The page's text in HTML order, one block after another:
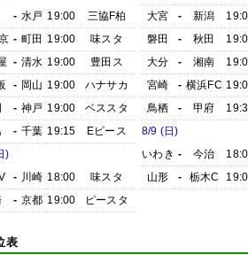
- 水戸 19:00
三協F柏
- 町田 19:00
味スタ
- 清水 19:00
豊田ス
- 岡山 19:00
ハナサカ
- 神戸 19:00
ベススタ
- 千葉 19:15
Eピース
)
- 川崎 18:00
味スタ
- 京都 19:00 ピースタ
大宮
- 新潟
磐田
- 秋田
大分
- 湘南
宮崎
- 横浜FC
鳥栖
- 甲府
8/9 (日)
いわき - 今治
山形
- 栃木C
表